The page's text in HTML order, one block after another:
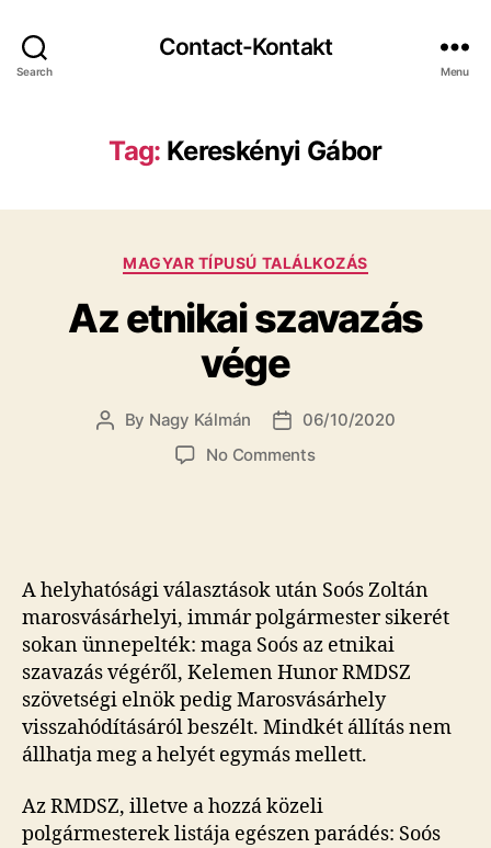
Search
Contact-Kontakt
Menu
Tag: Kereskényi Gábor
Categories
MAGYAR TÍPUSÚ TALÁLKOZÁS
Az etnikai szavazás
vége
Post
By Nagy Kálmán
Post06/10/2020
No Commentson
A helyhatósági választások után Soós Zoltán
marosvásárhelyi, immár polgármester sikerét
sokan ünnepelték: maga Soós az etnikai
szavazás végéről, Kelemen Hunor RMDSZ
szövetségi elnök pedig Marosvásárhely
visszahódításáról beszélt. Mindkét állítás nem
állhatja meg a helyét egymás mellett.
Az RMDSZ, illetve a hozzá közeli
polgármesterek listája egészen parádés: Soós